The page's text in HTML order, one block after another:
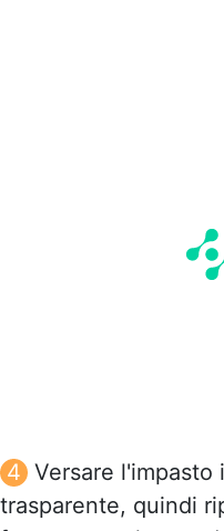
Versare
trasparente, quindi